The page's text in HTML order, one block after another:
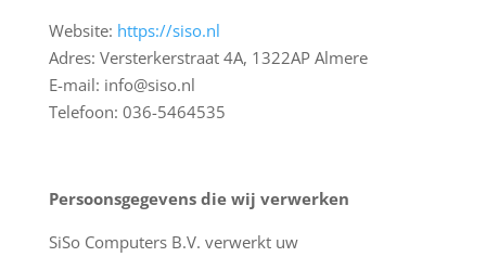
Website: https://siso.nl
Adres: Versterkerstraat 4A, 1322AP Almere
E-mail: info@siso.nl
Telefoon: 036-5464535
Persoonsgegevens die wij verwerken
SiSo Computers B.V. verwerkt uw